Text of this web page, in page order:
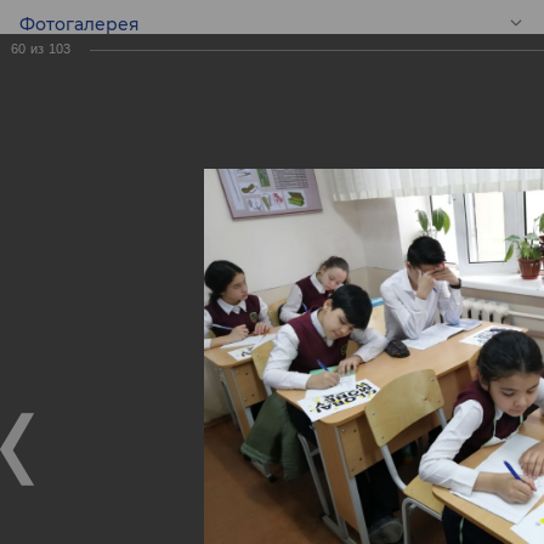
Фотогалерея
Конкурс эссе среди
школьников -
Global Money Week!
Конкурс эссе среди школьников - Global Money Week!
60 из 103